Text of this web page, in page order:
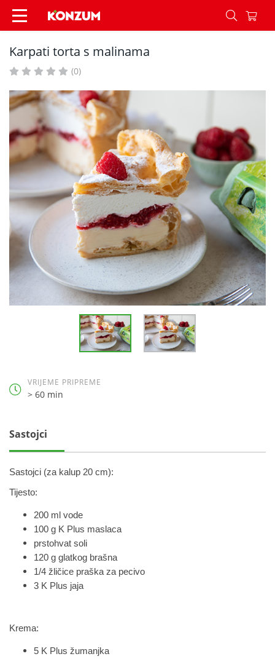
Karpati torta s malinama - Recepti - Konzum
Karpati torta s malinama
(0)
VRIJEME PRIPREME
> 60 min
Sastojci
Sastojci (za kalup 20 cm):
Tijesto:
200 ml vode
100 g K Plus maslaca
prstohvat soli
120 g glatkog brašna
1/4 žličice praška za pecivo
3 K Plus jaja
Krema:
5 K Plus žumanjka